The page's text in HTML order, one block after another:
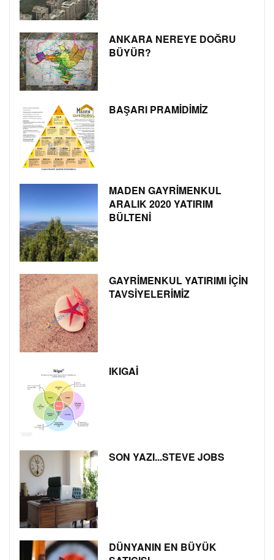
ANKARA NEREYE DOĞRU
BÜYÜR?
BAŞARI PRAMİDİMİZ
MADEN GAYRİMENKUL
ARALIK 2020 YATIRIM
BÜLTENİ
GAYRİMENKUL YATIRIMI İÇİN
TAVSİYELERİMİZ
IKIGAİ
SON YAZI...STEVE JOBS
DÜNYANIN EN BÜYÜK